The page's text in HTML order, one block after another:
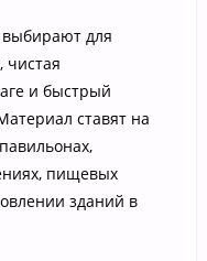
для
чистая
и быстрый
ставят на
пищевых
зданий в